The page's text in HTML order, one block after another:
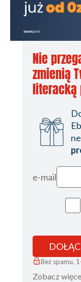
Nie
zmienią
literacką
e-mail
Bez spamu,
Zobacz